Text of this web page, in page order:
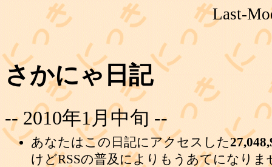
Last-
さかにゃ日記
-- 2010年1月中旬 --
あなたはこの日記にアクセスした
けどRSSの普及によりもうあてになりま